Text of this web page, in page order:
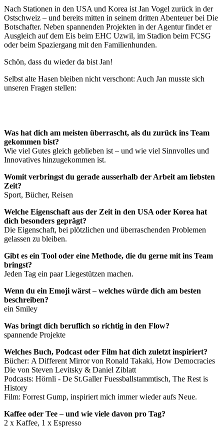
Nach Stationen in den USA und Korea ist Jan Vogel zurück in der
Ostschweiz – und bereits mitten in seinem dritten Abenteuer bei Die
Botschafter. Neben spannenden Projekten in der Agentur findet er
Ausgleich auf dem Eis beim EHC Uzwil, im Stadion beim FCSG
oder beim Spaziergang mit den Familienhunden.
Schön, dass du wieder da bist Jan!
Selbst alte Hasen bleiben nicht verschont: Auch Jan musste sich
unseren Fragen stellen:
Was hat dich am meisten überrascht, als du zurück ins Team
gekommen bist?
Wie viel Gutes gleich geblieben ist – und wie viel Sinnvolles und
Innovatives hinzugekommen ist.
Womit verbringst du gerade ausserhalb der Arbeit am liebsten
Zeit?
Sport, Bücher, Reisen
Welche Eigenschaft aus der Zeit in den USA oder Korea hat
dich besonders geprägt?
Die Eigenschaft, bei plötzlichen und überraschenden Problemen
gelassen zu bleiben.
Gibt es ein Tool oder eine Methode, die du gerne mit ins Team
bringst?
Jeden Tag ein paar Liegestützen machen.
Wenn du ein Emoji wärst – welches würde dich am besten
beschreiben?
ein Smiley
Was bringt dich beruflich so richtig in den Flow?
spannende Projekte
Welches Buch, Podcast oder Film hat dich zuletzt inspiriert?
Bücher: A Different Mirror von Ronald Takaki, How Democracies
Die von Steven Levitsky & Daniel Ziblatt
Podcasts: Hörnli - De St.Galler Fuessballstammtisch, The Rest is
History
Film: Forrest Gump, inspiriert mich immer wieder aufs Neue.
Kaffee oder Tee – und wie viele davon pro Tag?
2 x Kaffee, 1 x Espresso